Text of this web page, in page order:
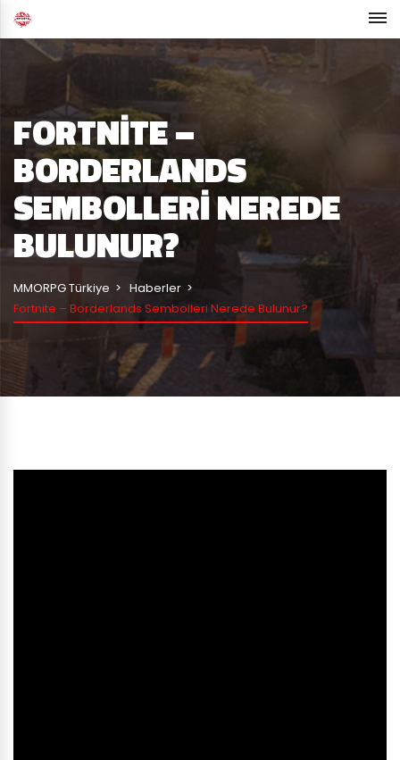
FORTNITE –
BORDERLANDS
SEMBOLLERI NEREDE
BULUNUR?
MMORPG Türkiye
Haberler
Fortnite – Borderlands Sembolleri Nerede Bulunur?